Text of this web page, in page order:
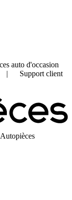
auto d'occasion
| Support client